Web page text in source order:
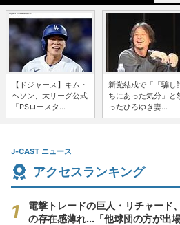
【ドジャース】キム・
ヘソン、大リーグ公式
「PSロースタ...
新党結成で「「騙し
ちにあった気分」と
ったひろゆき妻...
J-CAST ニュース
アクセスランキング
電撃トレードの巨人・リチャード
の存在感薄れ...「他球団の方が出